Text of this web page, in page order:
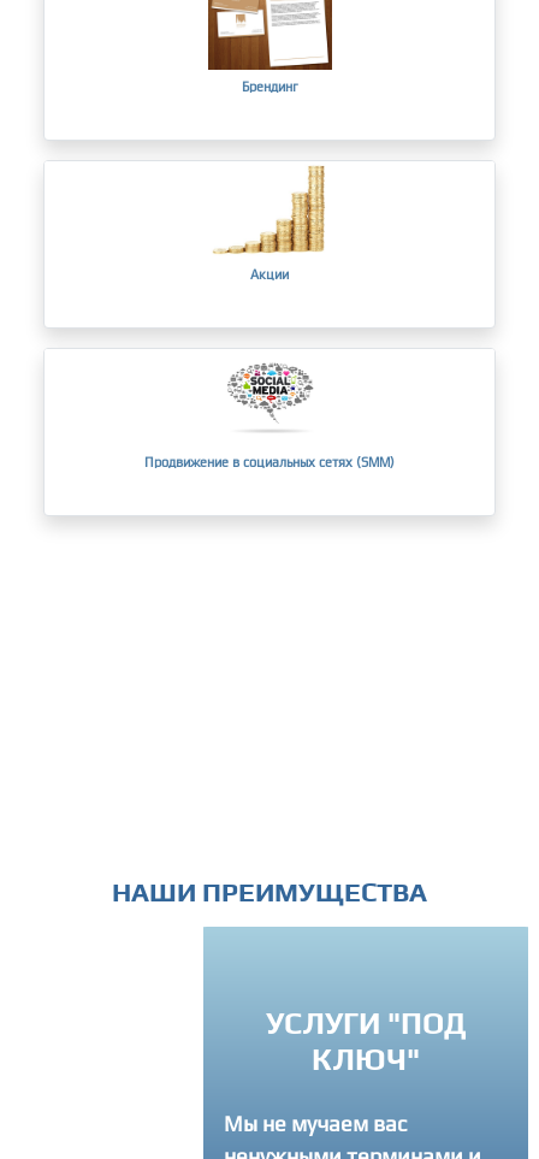
Брендинг
Акции
Продвижение в социальных сетях (SMM)
НАШИ ПРЕИМУЩЕСТВА
УСЛУГИ "ПОД
КЛЮЧ"
Мы не мучаем вас